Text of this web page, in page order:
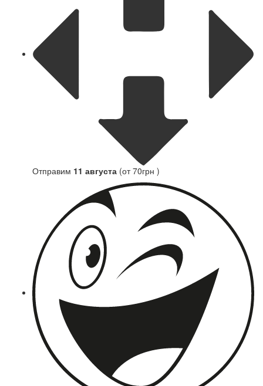
Отправим 11 августа (от 70грн )